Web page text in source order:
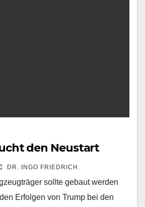
den Neustart
DR. INGO FRIEDRICH
sollte gebaut werden
Erfolgen von Trump bei den